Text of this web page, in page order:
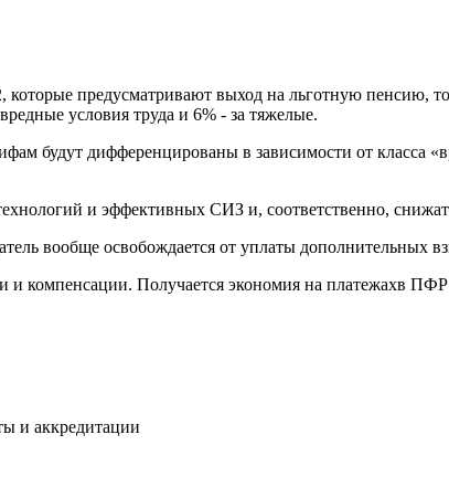
предусматривают выход на льготную пенсию,
условия труда и 6% - за тяжелые.
будут дифференцированы в зависимости от класса
и эффективных СИЗ и, соответственно,
вообще освобождается от уплаты дополнительных
и компенсации. Получается экономия на платежахв
и аккредитации